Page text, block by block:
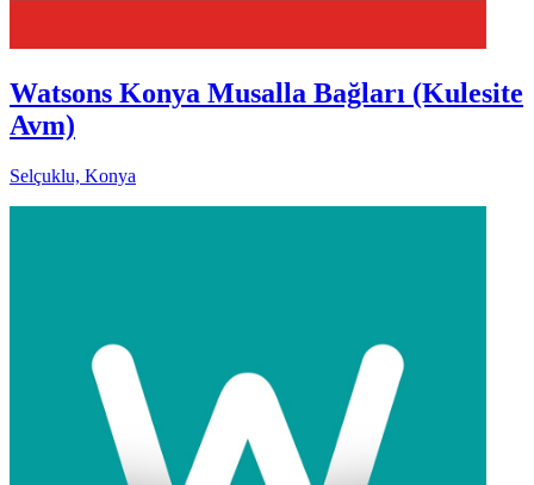
Watsons Konya Musalla Bağları (Kulesite
Avm)
Selçuklu, Konya